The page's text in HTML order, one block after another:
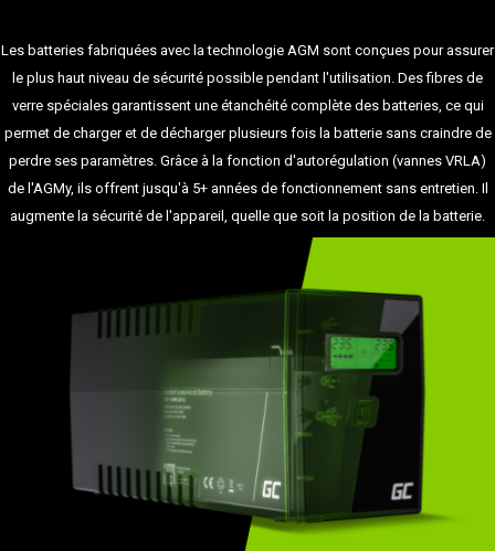
Les batteries fabriquées avec la technologie AGM sont conçues pour assurer
le plus haut niveau de sécurité possible pendant l'utilisation. Des fibres de
verre spéciales garantissent une étanchéité complète des batteries, ce qui
permet de charger et de décharger plusieurs fois la batterie sans craindre de
perdre ses paramètres. Grâce à la fonction d'autorégulation (vannes VRLA)
de l'AGMy, ils offrent jusqu'à 5+ années de fonctionnement sans entretien. Il
augmente la sécurité de l'appareil, quelle que soit la position de la batterie.